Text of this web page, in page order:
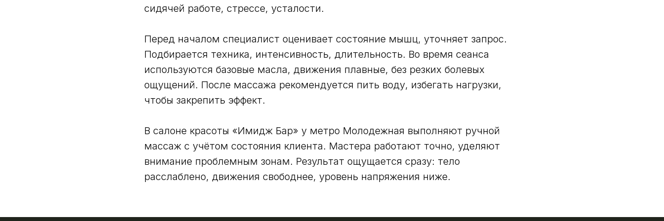
сидячей работе, стрессе, усталости.
Перед началом специалист оценивает состояние мышц, уточняет запрос.
Подбирается техника, интенсивность, длительность. Во время сеанса
используются базовые масла, движения плавные, без резких болевых
ощущений. После массажа рекомендуется пить воду, избегать нагрузки,
чтобы закрепить эффект.
В салоне красоты «Имидж Бар» у метро Молодежная выполняют ручной
массаж с учётом состояния клиента. Мастера работают точно, уделяют
внимание проблемным зонам. Результат ощущается сразу: тело
расслаблено, движения свободнее, уровень напряжения ниже.